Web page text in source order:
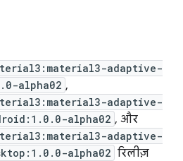
adaptive-
alpha02 ,
adaptive-
alpha02 , और
adaptive-
alpha02 रिलीज़